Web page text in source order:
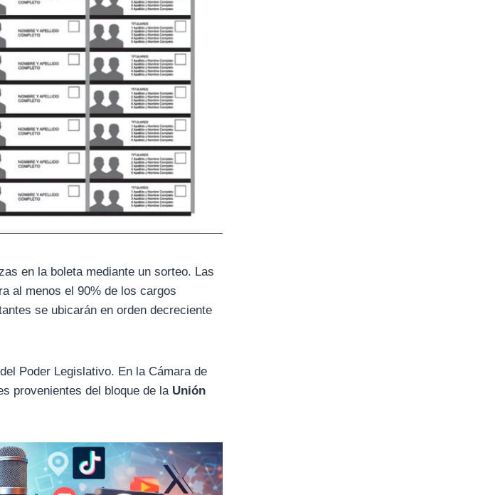
en la boleta mediante un sorteo. Las
al menos el 90% de los cargos
se ubicarán en orden decreciente
Poder Legislativo. En la Cámara de
provenientes del bloque de la Unión